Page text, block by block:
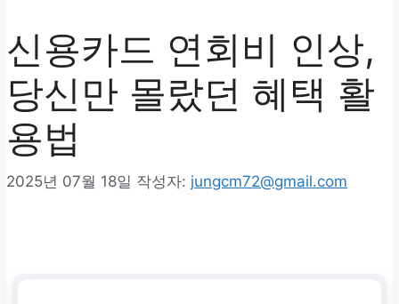
신용카드 연회비 인상,
당신만 몰랐던 혜택 활
용법
2025년 07월 18일 작성자: jungcm72@gmail.com